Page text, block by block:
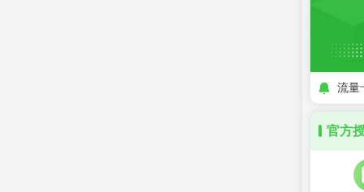
流量
官方